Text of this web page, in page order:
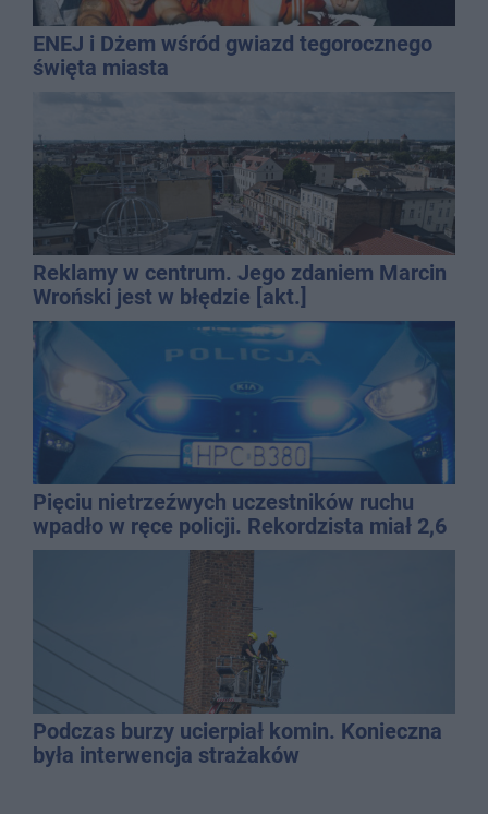
ENEJ i Dżem wśród gwiazd tegorocznego
święta miasta
Reklamy w centrum. Jego zdaniem Marcin
Wroński jest w błędzie [akt.]
Pięciu nietrzeźwych uczestników ruchu
wpadło w ręce policji. Rekordzista miał 2,6
promila
Podczas burzy ucierpiał komin. Konieczna
była interwencja strażaków